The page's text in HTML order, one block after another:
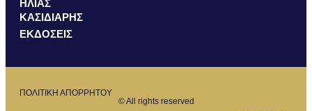
ΗΛΙΑΣ
ΚΑΣΙΔΙΑΡΗΣ
ΕΚΔΟΣΕΙΣ
ΠΟΛΙΤΙΚΗ ΑΠΟΡΡΗΤΟΥ
© All rights reserved